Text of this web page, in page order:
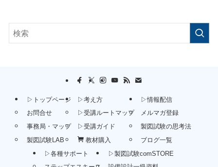
▷トップページ
お問合せ
事務局・マップ
製図試験LAB
▷考え方
▷受講ルートマップ
▷受講ガイド
教材購入
▷情報配信
メルマガ登録
製図試験の思考法
ブログ一覧
▷各種サポート
▷製図試験comSTORE